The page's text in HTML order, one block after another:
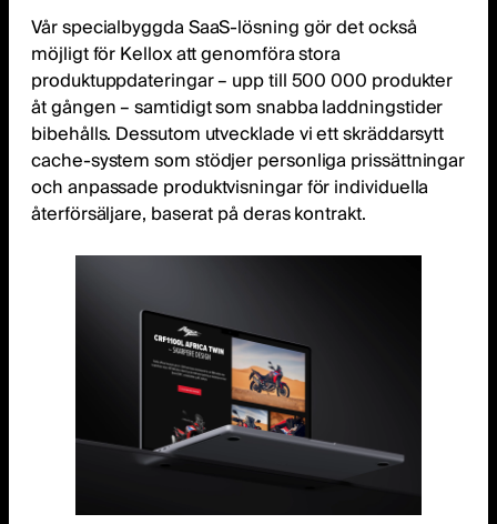
Vår specialbyggda SaaS-lösning gör det också
möjligt för Kellox att genomföra stora
produktuppdateringar – upp till 500 000 produkter
åt gången – samtidigt som snabba laddningstider
bibehålls. Dessutom utvecklade vi ett skräddarsytt
cache-system som stödjer personliga prissättningar
och anpassade produktvisningar för individuella
återförsäljare, baserat på deras kontrakt.